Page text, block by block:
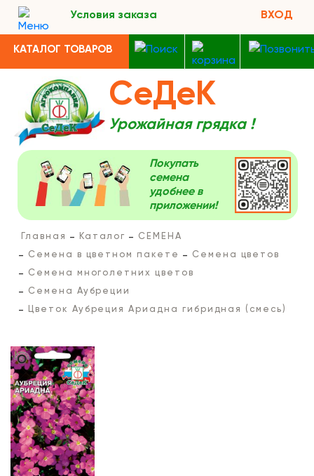
Условия заказа ВХОД
КАТАЛОГ ТОВАРОВ
СеДеК
Урожайная грядка !
Покупать
семена
удобнее в
приложении!
Главная Каталог
СЕМЕНА
Семена в цветном пакете
Семена цветов
Семена многолетних цветов
Семена Аубреции
Цветок Аубреция Ариадна гибридная (смесь)